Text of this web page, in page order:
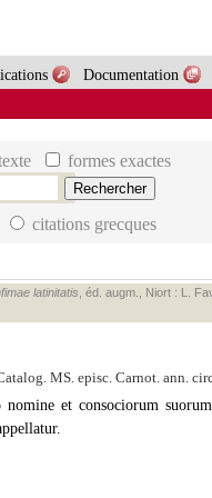
Documentation
formes exactes
citations grecques
latinitatis , éd. augm., Niort : L.
MS. episc. Carnot. ann.
et consociorum